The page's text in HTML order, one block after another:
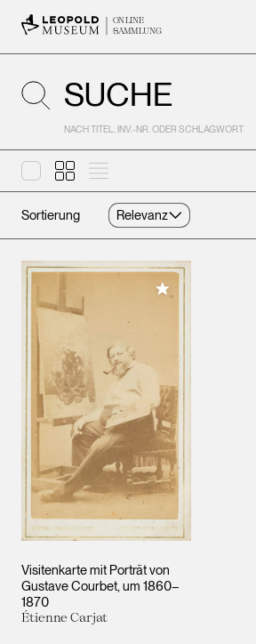
ONLINE
SAMMLUNG
SUCHE
NACH TITEL, INV.-NR. ODER SCHLAGWORT
Layoutbig
Layoutdefault
Layout
Sortierung
Results
Visitenkarte mit Porträt von
Gustave Courbet um 1860–
1870
Étienne Carjat
Meiner